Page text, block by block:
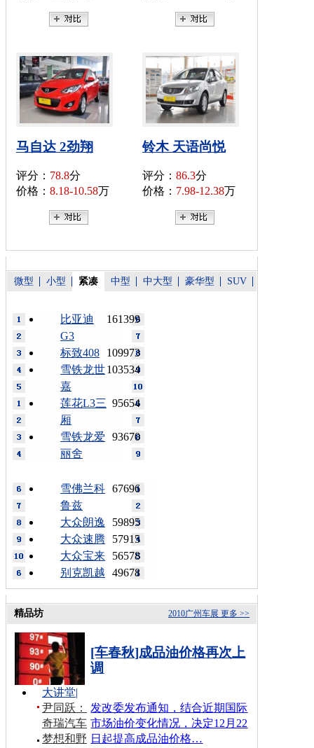
马自达 2劲翔
评分： 78.8分
价格： 8.18-10.58万
铃木 天语尚悦
评分： 86.3分
价格： 7.98-12.38万
微型 小型 紧凑 中型 中大型 豪华型 SUV
161399
比亚迪
G3
109973
标致408
103534
雪铁龙世
嘉
95654
莲花L3三
厢
93670
雪铁龙爱
丽舍
67696
雪佛兰科
鲁兹
59895
大众朗逸
57915
大众速腾
56578
大众宝来
49678
别克凯越
更多 >>
2010广州车展
精品坊
[车春秋]成品油价格再次上
调
发改委发布通知，结合近期国际
市场油价变化情况，决定12月22
日起提高成品油价格…
大讲堂|
尹同跃：
奇瑞汽车
梦想和野